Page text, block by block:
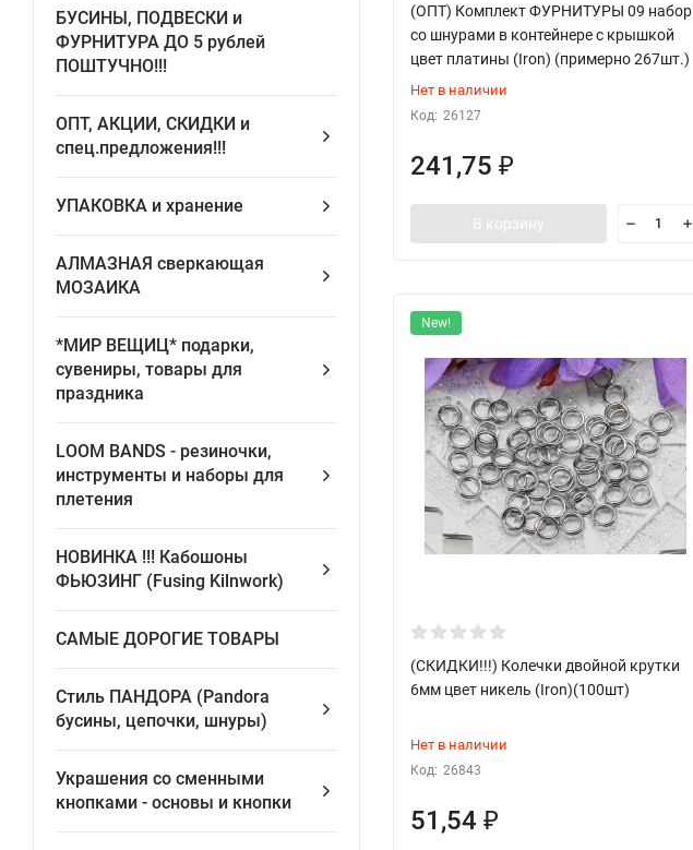
БУСИНЫ, ПОДВЕСКИ и
ФУРНИТУРА ДО 5 рублей
ПОШТУЧНО!!!
ОПТ, АКЦИИ, СКИДКИ и
спец.предложения!!!
УПАКОВКА и хранение
АЛМАЗНАЯ сверкающая
МОЗАИКА
*МИР ВЕЩИЦ* подарки,
сувениры, товары для
праздника
LOOM BANDS - pезиночки,
инструменты и наборы для
плетения
НОВИНКА !!! Кабошоны
ФЬЮЗИНГ (Fusing Kilnwork)
САМЫЕ ДОРОГИЕ ТОВАРЫ
Стиль ПАНДОРА (Pandora
бусины, цепочки, шнуры)
Украшения со сменными
кнопками - основы и кнопки
(ОПТ) Комплект ФУРНИТУРЫ 09 набор
со шнурами в контейнере с крышкой
цвет платины (Iron) (примерно 267шт.)
Нет в наличии
Код: 26127
241,75 ₽
В корзину
New!
(СКИДКИ!!!) Колечки двойной крутки
6мм цвет никель (Iron)(100шт)
Нет в наличии
Код: 26843
51,54 ₽